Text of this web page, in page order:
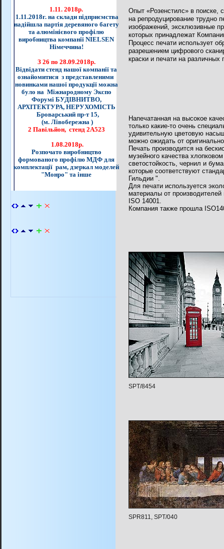
1.11. 2018р.
1.11.2018г. на склади підприємства
надійшла партія деревяного багету
та алюмінієвого профілю
виробництва компанії NIELSEN
Німеччина!
З 26 по 28.09.2018р.
Відвідати стенд нашої компанії та
ознайомитися з представленими
новинками нашої продукції можна
було на Міжнародному Экспо
Форумі БУДІВНИТВО,
АРХІТЕКТУРА, НЕРУХОМІСТЬ
Броварський пр-т 15,
(м. Лівобережна )
2 Павільйон, стенд 2А523
1.08.2018р.
Розпочато виробництво
формованого профілю МДФ для
комплектації рам, дзеркал моделей
"Монро" та інше
Опыт «Розенстилc» в поиске,
на репродуцирование трудно
изображений, эксклюзивные
которых принадлежат
Процесс печати использует
разрешением цифрового
краски и печати на различных
Напечатанная на высокое
только какие-то очень
удивительную цветовую
можно ожидать от
Печать производится на
музейного качества хлопковом
светостойкость, чернил и
которые соответствуют
Гильдии ".
Для печати используется
материалы от
ISO14001.
Компания также прошла ISO
SPT/8454
SPR811, SPT/040